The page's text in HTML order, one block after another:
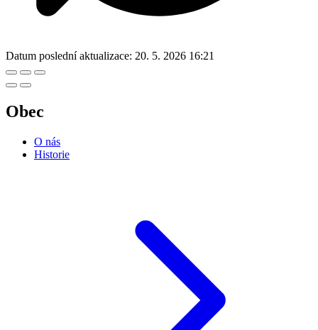
Datum poslední aktualizace: 20. 5. 2026 16:21
Obec
O nás
Historie